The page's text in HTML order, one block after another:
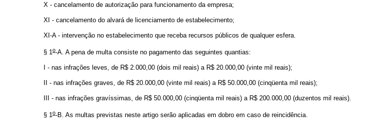
X - cancelamento de autorização para funcionamento da empresa;
XI - cancelamento do alvará de licenciamento de estabelecimento;
XI-A - intervenção no estabelecimento que receba recursos públicos de qualquer esfera.
§ 1 o-A. A pena de multa consiste no pagamento das seguintes quantias:
I - nas infrações leves, de R$ 2.000,00 (dois mil reais) a R$ 20.000,00 (vinte mil reais);
II - nas infrações graves, de R$ 20.000,00 (vinte mil reais) a R$ 50.000,00 (cinqüenta mil reais);
III - nas infrações gravíssimas, de R$ 50.000,00 (cinqüenta mil reais) a R$ 200.000,00 (duzentos mil reais).
§ 1o-B. As multas previstas neste artigo serão aplicadas em dobro em caso de reincidência.